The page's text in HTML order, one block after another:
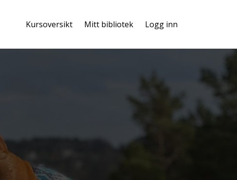
Kursoversikt Mitt bibliotek Logg inn